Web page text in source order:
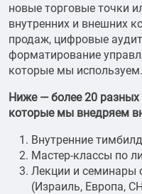
новые торговые точки
внутренних и внешних
продаж, цифровые
форматирование
которые мы используем.
Ниже — более 20
которые мы внедряем
Внутренние
Мастер-классы по
Лекции и семинары
(Израиль, Европа,